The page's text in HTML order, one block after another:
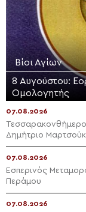
Βίοι Αγίων
8 Αυγούστου:
Ομολογητής
07.08.2026
Τεσσαρακονθήμερο
Δημήτριο
07.08.2026
Εσπερινός
Περάμου
07.08.2026